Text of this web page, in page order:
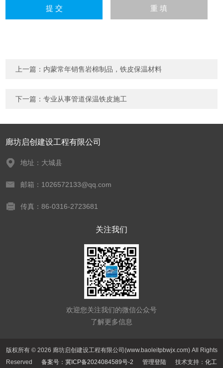
上一篇： 内蒙常年销售岩棉制品，铁皮保温材料
下一篇：专业从事管道保温铁皮施工
廊坊启创建设工程有限公司
地址：大城县
邮箱：1026572133@qq.com
传真：86-0316-2723681
关注我们
欢迎您关注我们的微信公众号
了解更多信息
版权所有 © 2026 廊坊启创建设工程有限公司(www.baoleitpbwjx.com) All Rights
Reserved 备案号：冀ICP备2024084589号-2 管理登陆 技术支持： 化工